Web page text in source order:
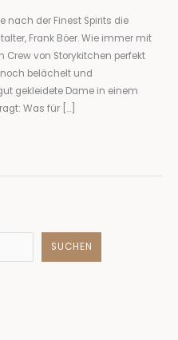
nach der Finest Spirits die
Frank Böer. Wie immer mit
Crew von Storykitchen perfekt
belächelt und
gekleidete Dame in einem
Was für […]
SUCHEN